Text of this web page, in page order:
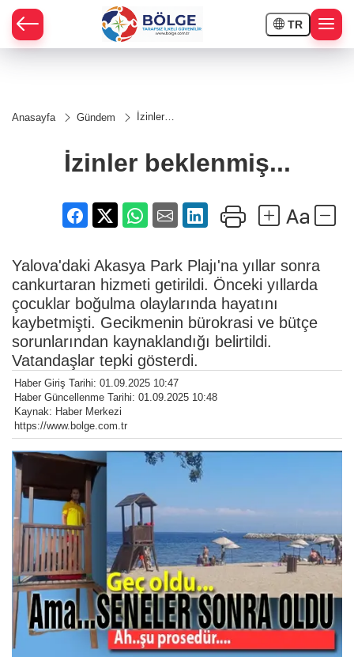
TR
Anasayfa Gündem
İzinler
İzinler beklenmiş...
Yalova'daki Akasya Park Plajı'na yıllar sonra
cankurtaran hizmeti getirildi. Önceki yıllarda
çocuklar boğulma olaylarında hayatını
kaybetmişti. Gecikmenin bürokrasi ve bütçe
sorunlarından kaynaklandığı belirtildi.
Vatandaşlar tepki gösterdi.
Haber Giriş Tarihi: 01.09.2025 10:47
Haber Güncellenme Tarihi: 01.09.2025 10:48
Kaynak: Haber Merkezi
https://www.bolge.com.tr